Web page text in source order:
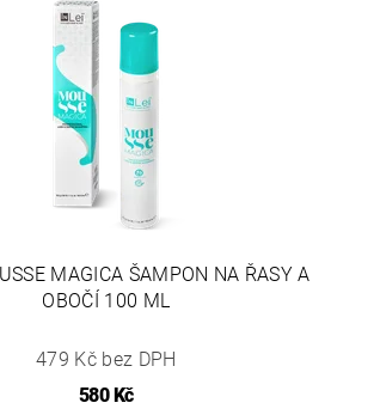
MAGICA ŠAMPON NA ŘASY A
OBOČÍ 100 ML
479 Kč bez DPH
580 Kč